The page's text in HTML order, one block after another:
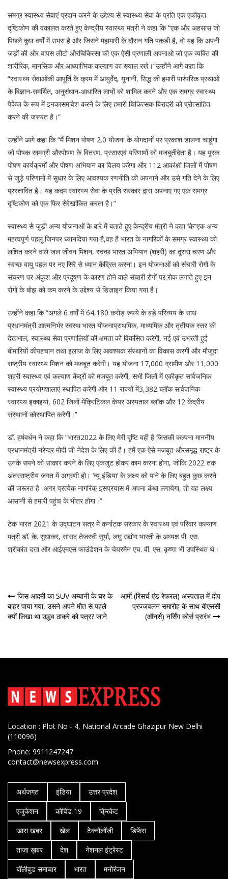
समग्र स्वास्थ्य सेवाएं प्रदान करने के उद्देश्य से स्वास्थ्य सेवा के प्रति एक एकीकृत
दृष्टिकोण की वकालत करते हुए केन्द्रीय स्वास्थ्य मंत्री ने कहा कि “एक और अहसास जो
पिछले कुछ वर्षों में उभरा है और जिसने महामारी के दौरान गति पकड़ी है, वो यह कि अपनी
जड़ों की ओर वापस लौटो औरचिकित्सा की एक ऐसी प्रणाली अपनाओ जो एक व्यक्ति की
शारीरिक, मानसिक और आध्यात्मिक कल्याण का ख्याल रखे।”उन्होंने आगे कहा कि
“स्वास्थ्य सेवाओंकी आपूर्ति के क्रम में आयुर्वेद, यूनानी, सिद्ध की हमारी पारंपरिक प्रथाओं
के विज्ञान-समर्थित, अनुसंधान-आधारित लाभों को शामिल करने और एक समग्र स्वास्थ्य
पैकेज के रूप में इनकासमावेश करने के लिए हमारी चिकित्सक बिरादरी को प्रोत्साहित
करने की जरूरत है।”
उन्होंने आगे कहा कि “मैं मिशन पोषण 2.0 योजना के योगदानों पर प्रकाश डालना चाहूंगा
जो पोषक सामग्री औरपोषण के वितरण, प्रसारएवं परिणामों को मजबूतीदेता है। यह पूरक
पोषण कार्यक्रमों और पोषण अभियान का विलय करेगा और 112 आकांक्षी जिलों में पोषण
से जुड़े परिणामों में सुधार के लिए आवश्यक रणनीति को अपनाने और उसे गति देने के लिए
प्रस्तावित है। यह कदम स्वास्थ्य सेवा के प्रति सरकार द्वारा अपनाए गए एक समग्र
दृष्टिकोण को एक फिर सेरेखांकित करता है।”
स्वास्थ्य से जुड़ी अन्य योजनाओं के बारे में बताते हुए केन्द्रीय मंत्री ने कहा कि“एक अन्य
महत्वपूर्ण पहलू जिनपर ध्यानदिया गया है,वह है भारत के नागरिकों के समग्र स्वास्थ्य को
लक्षित करने वाले जल जीवन मिशन, स्वच्छ भारत अभियान (शहरी) का दूसरा चरण और
स्वच्छ वायु पहल पर नए सिरे से ध्यान केंद्रित करना। इन योजनाओं को संचारी रोगों के
संचरण पर अंकुश और प्रदूषण के कारण होने वाले संचारी रोगों पर रोक लगाते हुए इन
रोगों के बोझ को कम करने के उद्देश्य से डिज़ाइन किया गया है।
उन्होंने कहा कि “अगले 6 वर्षों में 64,180 करोड़ रुपये के बड़े परिव्यय के साथ
प्रधानमंत्री आत्मनिर्भर स्वस्थ भारत योजनाप्राथमिक, माध्यमिक और तृतीयक स्तर की
देखभाल, स्वास्थ्य सेवा प्रणालियों की क्षमता को विकसित करेगी, नई एवं उभरती हुई
बीमारियों कीपहचान तथा इलाज के लिए आवश्यक संस्थानों का विकास करगी और मौजूदा
राष्ट्रीय स्वास्थ्य मिशन को मजबूत करेगी। यह योजना 17,000 ग्रामीण और 11,000
शहरी स्वास्थ्य एवं कल्याण केंद्रों को मजबूत करेगी, सभी जिलों में एकीकृत सार्वजनिक
स्वास्थ्य प्रयोगशालाएं स्थापित करेगी और 11 राज्यों में3,382 ब्लॉक सार्वजनिक
स्वास्थ्य इकाइयां, 602 जिलों मेंक्रिटिकल केयर अस्पताल ब्लॉक और 12 केंद्रीय
संस्थानों कोस्थापित करेगी।”
डॉ. हर्षवर्धन ने कहा कि “भारत2022 के लिए मेरी दृष्टि वही है जिसकी कल्पना माननीय
प्रधानमंत्री नरेन्द्र मोदी जी नेदेश के लिए की है। हमें एक ऐसे मजबूत औरसमृद्ध राष्ट्र के
उनके सपने को साकार करने के लिए एकजुट होकर काम करना होगा, जोकि 2022 तक
अंतरराष्ट्रीय जगत में अग्रणी हो। ‘न्यू इंडिया’ के लक्ष्य को पाने के लिए बहुत कुछ करने
की जरूरत है।अगर प्रत्येक नागरिक इसप्रयास में अपना कंधा लगायेगा, तो यह लक्ष्य
आसानी से हमारी पहुंच के भीतर होगा।”
टेक भारत 2021 के उद्घाटन सत्र में कर्नाटक सरकार के स्वास्थ्य एवं परिवार कल्याण
मंत्री डॉ. के. सुधाकर, सांसद तेजस्वी सूर्या, लघु उद्योग भारती के अध्यक्ष पी. एस.
श्रीकांत दत्ता और आईएमएस फाउंडेशन के चेयरमैन एच. वी. एस. कृष्णा भी उपस्थित थे।
पोस्ट
नेविगेशन
जिस आदमी का SUV अम्बानी के घर के
बाहर पाया गया, उसने अपने मौत से पहले
क्यों लिखा था उद्धव ठाकरे को पत्र? जाने
आर्मी (रिसर्च एंड रेफरल) अस्पताल में दीप
प्रज्जवलन समारोह के साथ बीएससी
(ऑनर्स) नर्सिंग कोर्स प्रारंभ
Location : Plot No - 4, National Arcade Ghazipur New Delhi
(110096)
Phone: 9911247247
contact@newsexpress.com
अर्थजगत इंडिया
उत्तर प्रदेश
एजुकेशन
कोविड 19
क्रिकेट
ख़ास ख़बर
खेल टेक्नोलॉजी
डिफेंस
ताजा ख़बर
देश
नेशनल इंट्रेस्ट
बॉलीवुड समाचार
भारत मनोरंजन